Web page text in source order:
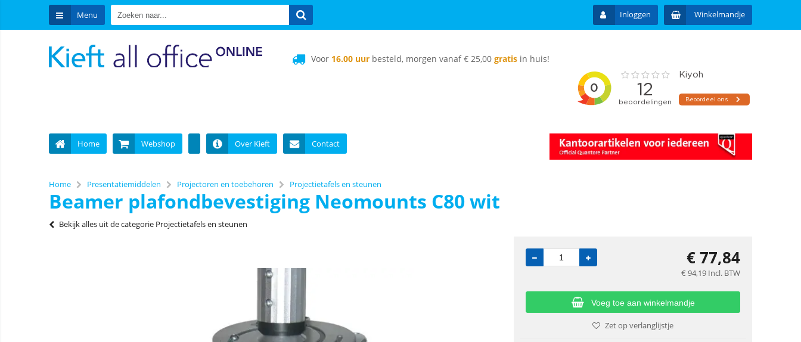
Menu Inloggen Winkelmandje
Voor 16.00 uur besteld, morgen vanaf € 25,00 gratis in huis!
Home Webshop Over Kieft Contact
Home Presentatiemiddelen Projectoren en toebehoren Projectietafels en steunen
Beamer plafondbevestiging Neomounts C80 wit
Bekijk alles uit de categorie Projectietafels en steunen
€77,84
€ 94,19 Incl. BTW
Voeg toe aan winkelmandje
Zet op verlanglijstje